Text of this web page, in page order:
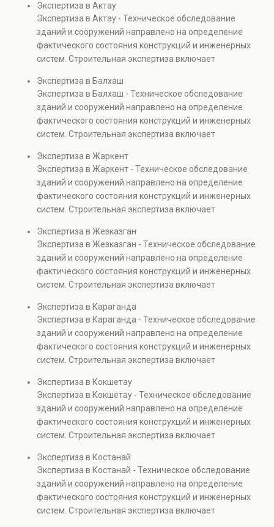
элементов и оценку эксплуатационной безопасности.
Услуга востребована при покупке недвижимости,
капитальном ремонте и реконструкции объектов, а
также при судебных разбирательствах и технических
проверках.
Экспертиза в Актау
Экспертиза в Актау - Техническое обследование
зданий и сооружений направлено на определение
фактического состояния конструкций и инженерных
систем. Строительная экспертиза включает
элементов и оценку эксплуатационной безопасности.
Услуга востребована при покупке недвижимости,
капитальном ремонте и реконструкции объектов, а
также при судебных разбирательствах и технических
проверках.
Экспертиза в Балхаш
Экспертиза в Балхаш - Техническое обследование
зданий и сооружений направлено на определение
фактического состояния конструкций и инженерных
систем. Строительная экспертиза включает
элементов и оценку эксплуатационной безопасности.
Услуга востребована при покупке недвижимости,
капитальном ремонте и реконструкции объектов, а
также при судебных разбирательствах и технических
проверках.
Экспертиза в Жаркент
Экспертиза в Жаркент - Техническое обследование
зданий и сооружений направлено на определение
фактического состояния конструкций и инженерных
систем. Строительная экспертиза включает
элементов и оценку эксплуатационной безопасности.
Услуга востребована при покупке недвижимости,
капитальном ремонте и реконструкции объектов, а
также при судебных разбирательствах и технических
проверках.
Экспертиза в Жезказган
Экспертиза в Жезказган - Техническое обследование
зданий и сооружений направлено на определение
фактического состояния конструкций и инженерных
систем. Строительная экспертиза включает
элементов и оценку эксплуатационной безопасности.
Услуга востребована при покупке недвижимости,
капитальном ремонте и реконструкции объектов, а
также при судебных разбирательствах и технических
проверках.
Экспертиза в Караганда
Экспертиза в Караганда - Техническое обследование
зданий и сооружений направлено на определение
фактического состояния конструкций и инженерных
систем. Строительная экспертиза включает
элементов и оценку эксплуатационной безопасности.
Услуга востребована при покупке недвижимости,
капитальном ремонте и реконструкции объектов, а
также при судебных разбирательствах и технических
проверках.
Экспертиза в Кокшетау
Экспертиза в Кокшетау - Техническое обследование
зданий и сооружений направлено на определение
фактического состояния конструкций и инженерных
систем. Строительная экспертиза включает
элементов и оценку эксплуатационной безопасности.
Услуга востребована при покупке недвижимости,
капитальном ремонте и реконструкции объектов, а
также при судебных разбирательствах и технических
проверках.
Экспертиза в Костанай
Экспертиза в Костанай - Техническое обследование
зданий и сооружений направлено на определение
фактического состояния конструкций и инженерных
систем. Строительная экспертиза включает